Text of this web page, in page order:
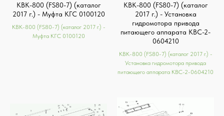
КВК-800 (FS80-7) (каталог
2017 г.) - Муфта КГС 0100120
КВК-800 (FS80-7) (каталог 2017 г.) -
Муфта КГС 0100120
КВК-800 (FS80-7) (каталог
2017 г.) - Установка
гидромотора привода
питающего аппарата КВС-2-
0604210
КВК-800 (FS80-7) (каталог 2017 г.) -
Установка гидромотора привода
питающего аппарата КВС-2-0604210